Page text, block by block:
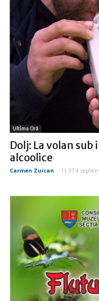
Ultima Oră
Dolj: La volan
alcoolice
Carmen Zuican - 11:57 4